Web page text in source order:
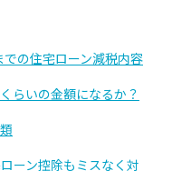
の住宅ローン減税内容
らいの金額になるか？
ーン控除もミスなく対